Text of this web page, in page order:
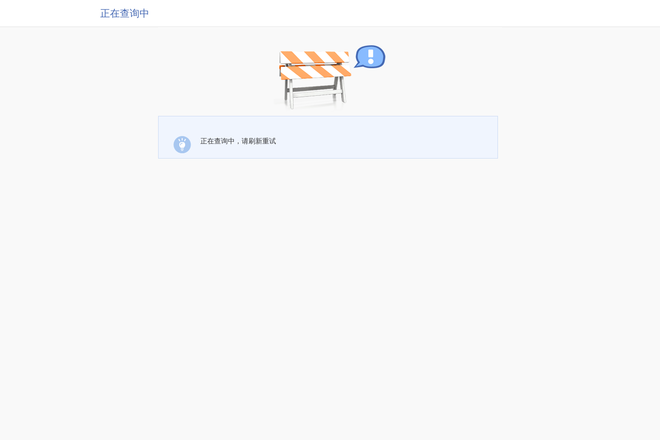
正在查询中
正在查询中，请刷新重试